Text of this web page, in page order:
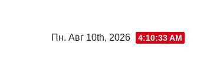
содержимому
Пн. Авг 10th, 2026 4:10:34 AM